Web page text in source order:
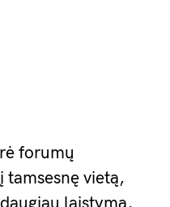
forumų
tamsesnę vietą,